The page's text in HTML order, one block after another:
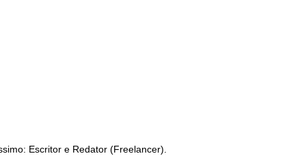
Escritor e Redator (Freelancer).